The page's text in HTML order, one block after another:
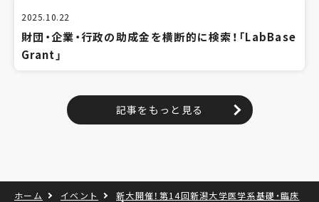
2025.10.22
財団・企業・行政の助成金を横断的に検索！「LabBase
Grant」
記事をもっと見る
ホーム イベント
新大開催！第14回新潟大学医学系基礎・臨床